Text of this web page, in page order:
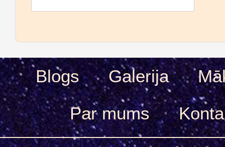
Blogs Galerija
Par mums